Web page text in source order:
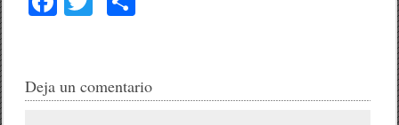
e
er p
Deja un comentario